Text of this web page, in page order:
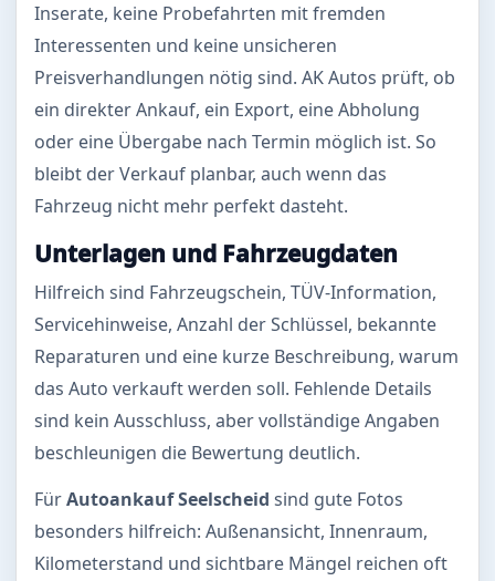
Inserate, keine Probefahrten mit fremden
Interessenten und keine unsicheren
Preisverhandlungen nötig sind. AK Autos prüft, ob
ein direkter Ankauf, ein Export, eine Abholung
oder eine Übergabe nach Termin möglich ist. So
bleibt der Verkauf planbar, auch wenn das
Fahrzeug nicht mehr perfekt dasteht.
Unterlagen und Fahrzeugdaten
Hilfreich sind Fahrzeugschein, TÜV-Information,
Servicehinweise, Anzahl der Schlüssel, bekannte
Reparaturen und eine kurze Beschreibung, warum
das Auto verkauft werden soll. Fehlende Details
sind kein Ausschluss, aber vollständige Angaben
beschleunigen die Bewertung deutlich.
FürAutoankauf Seelscheid sind gute Fotos
besonders hilfreich: Außenansicht, Innenraum,
Kilometerstand und sichtbare Mängel reichen oft